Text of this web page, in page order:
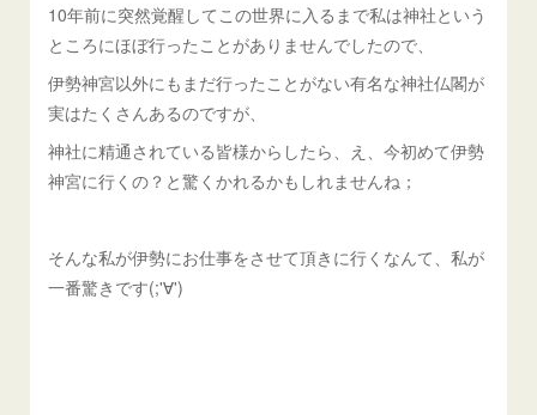
10年前に突然覚醒してこの世界に入るまで私は神社という
ところにほぼ行ったことがありませんでしたので、
伊勢神宮以外にもまだ行ったことがない有名な神社仏閣が
実はたくさんあるのですが、
神社に精通されている皆様からしたら、え、今初めて伊勢
神宮に行くの？と驚くかれるかもしれませんね；
そんな私が伊勢にお仕事をさせて頂きに行くなんて、私が
一番驚きです(;'∀')